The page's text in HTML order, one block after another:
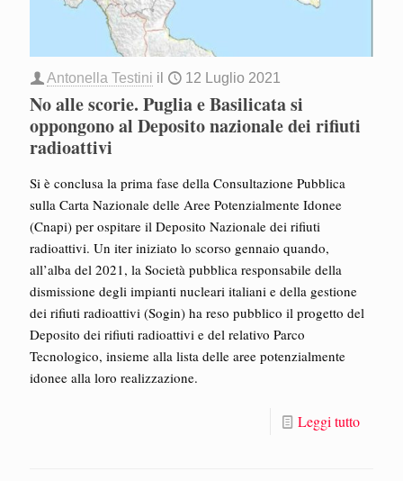
Antonella Testini il 12 Luglio 2021
No alle scorie. Puglia e Basilicata si
oppongono al Deposito nazionale dei rifiuti
radioattivi
Si è conclusa la prima fase della Consultazione Pubblica
sulla Carta Nazionale delle Aree Potenzialmente Idonee
(Cnapi) per ospitare il Deposito Nazionale dei rifiuti
radioattivi. Un iter iniziato lo scorso gennaio quando,
all’alba del 2021, la Società pubblica responsabile della
dismissione degli impianti nucleari italiani e della gestione
dei rifiuti radioattivi (Sogin) ha reso pubblico il progetto del
Deposito dei rifiuti radioattivi e del relativo Parco
Tecnologico, insieme alla lista delle aree potenzialmente
idonee alla loro realizzazione.
Leggi tutto